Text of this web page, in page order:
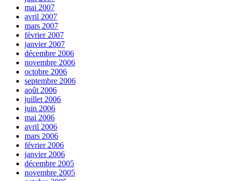
mai 2007
avril 2007
mars 2007
février 2007
janvier 2007
décembre 2006
novembre 2006
octobre 2006
septembre 2006
août 2006
juillet 2006
juin 2006
mai 2006
avril 2006
mars 2006
février 2006
janvier 2006
décembre 2005
novembre 2005